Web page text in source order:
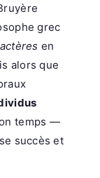
grec
en
alors que
temps —
succès et